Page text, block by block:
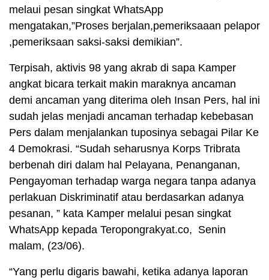
melaui pesan singkat WhatsApp
mengatakan,”Proses berjalan,pemeriksaaan pelapor
,pemeriksaan saksi-saksi demikian”.
Terpisah, aktivis 98 yang akrab di sapa Kamper
angkat bicara terkait makin maraknya ancaman
demi ancaman yang diterima oleh Insan Pers, hal ini
sudah jelas menjadi ancaman terhadap kebebasan
Pers dalam menjalankan tuposinya sebagai Pilar Ke
4 Demokrasi. “Sudah seharusnya Korps Tribrata
berbenah diri dalam hal Pelayana, Penanganan,
Pengayoman terhadap warga negara tanpa adanya
perlakuan Diskriminatif atau berdasarkan adanya
pesanan, ” kata Kamper melalui pesan singkat
WhatsApp kepada Teropongrakyat.co, Senin
malam, (23/06).
“Yang perlu digaris bawahi, ketika adanya laporan